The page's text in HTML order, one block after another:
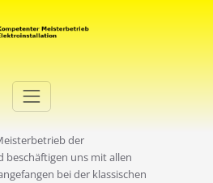
der
beschäftigen uns mit allen
bei der klassischen